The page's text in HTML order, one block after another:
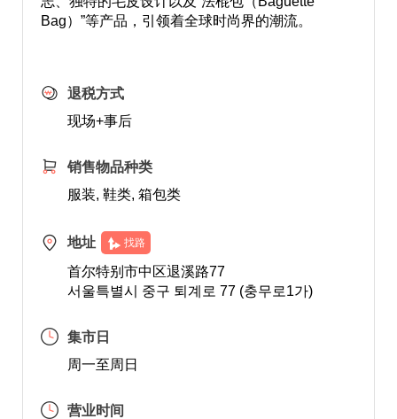
Bag）”等产品，引领着全球时尚界的潮流。
退税方式
现场+事后
销售物品种类
服装, 鞋类, 箱包类
地址 找路
首尔特别市中区退溪路77
서울특별시 중구 퇴계로 77 (충무로1가)
集市日
周一至周日
营业时间